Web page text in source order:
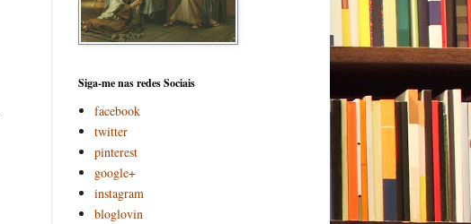
Siga-me nas redes Sociais
facebook
twitter
pinterest
google+
instagram
bloglovin